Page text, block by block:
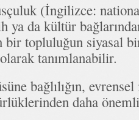
(İngilizce:
ya da kültür
bir topluluğun siyasal
tanımlanabilir.
bağlılığın, evrensel
daha